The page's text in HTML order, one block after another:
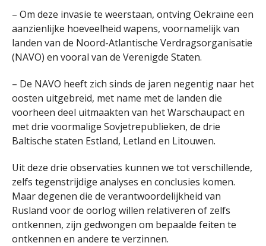
– Om deze invasie te weerstaan, ontving Oekraïne een
aanzienlijke hoeveelheid wapens, voornamelijk van
landen van de Noord-Atlantische Verdragsorganisatie
(NAVO) en vooral van de Verenigde Staten.
– De NAVO heeft zich sinds de jaren negentig naar het
oosten uitgebreid, met name met de landen die
voorheen deel uitmaakten van het Warschaupact en
met drie voormalige Sovjetrepublieken, de drie
Baltische staten Estland, Letland en Litouwen.
Uit deze drie observaties kunnen we tot verschillende,
zelfs tegenstrijdige analyses en conclusies komen.
Maar degenen die de verantwoordelijkheid van
Rusland voor de oorlog willen relativeren of zelfs
ontkennen, zijn gedwongen om bepaalde feiten te
ontkennen en andere te verzinnen.